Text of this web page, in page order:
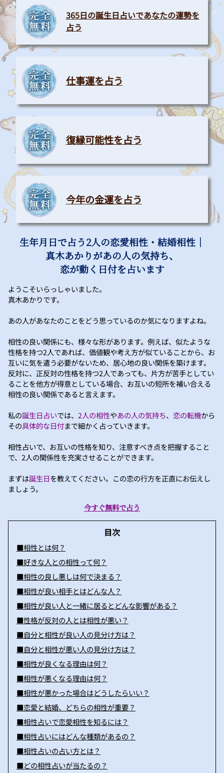
365日の誕生日占いであなたの運勢を
占う
仕事運を占う
復縁可能性を占う
今年の金運を占う
生年月日で占う2人の恋愛相性・結婚相性｜
真木あかりがあの人の気持ち、
恋が動く日付を占います
ようこそいらっしゃいました。
真木あかりです。
あの人があなたのことをどう思っているのか気になりますよね。
相性の良い関係にも、様々な形があります。例えば、似たような
性格を持つ2人であれば、価値観や考え方が似ていることから、お
互いに気を遣う必要がないため、居心地の良い関係を築けます。
反対に、正反対の性格を持つ2人であっても、片方が苦手としてい
ることを他方が得意としている場合、お互いの短所を補い合える
相性の良い関係であると言えます。
私の誕生日占いでは、 2人の相性やあの人の気持ち、 恋の転機から
その具体的な日付まで細かく占っていきます。
相性占いで、お互いの性格を知り、注意すべき点を把握すること
で、2人の関係性を充実させることができます。
まずは誕生日を教えてください。この恋の行方を正直にお伝えし
ましょう。
今すぐ無料で占う
目次
■相性とは何？
■好きな人との相性って何？
■相性の良し悪しは何で決まる？
■相性が良い相手とはどんな人？
■相性が良い人と一緒に居るとどんな影響がある？
■性格が反対の人とは相性が悪い？
■自分と相性が良い人の見分け方は？
■自分と相性が悪い人の見分け方は？
■相性が良くなる理由は何？
■相性が悪くなる理由は何？
■相性が悪かった場合はどうしたらいい？
■恋愛と結婚、どちらの相性が重要？
■相性占いで恋愛相性を知るには？
■相性占いにはどんな種類があるの？
■相性占いの占い方とは？
■どの相性占いが当たるの？